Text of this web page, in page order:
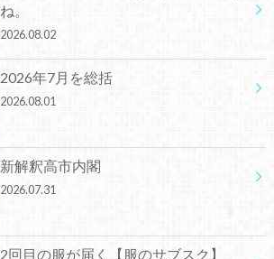
ね。
2026.08.02
2026年7月を総括
2026.08.01
新解釈高市内閣
2026.07.31
2回目の服が届く【服のサブスク】